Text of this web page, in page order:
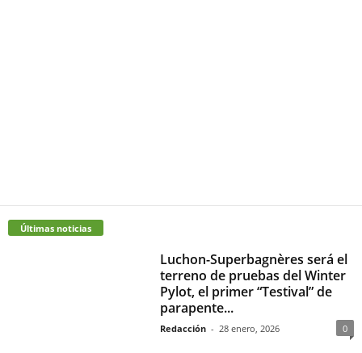
Últimas noticias
Luchon-Superbagnères será el
terreno de pruebas del Winter
Pylot, el primer “Testival” de
parapente...
Redacción - 28 enero, 2026 0